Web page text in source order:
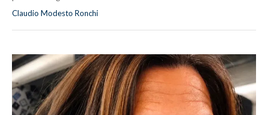
Claudio Modesto Ronchi